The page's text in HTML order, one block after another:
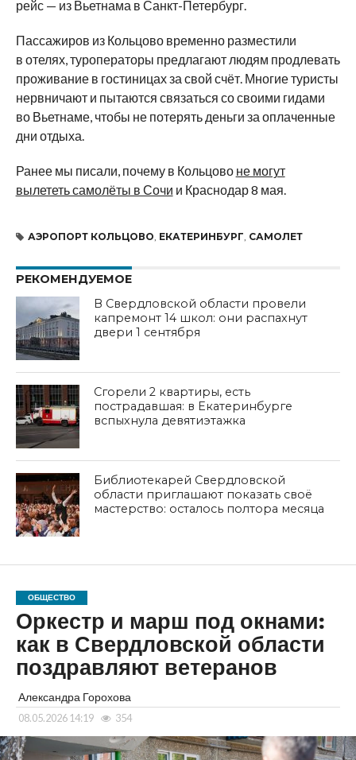
рейс — из Вьетнама в Санкт-Петербург.
Пассажиров из Кольцово временно разместили
в отелях, туроператоры предлагают людям продлевать
проживание в гостиницах за свой счёт. Многие туристы
нервничают и пытаются связаться со своими гидами
во Вьетнаме, чтобы не потерять деньги за оплаченные
дни отдыха.
Ранее мы писали, почему в Кольцово не могут
вылететь самолёты в Сочи и Краснодар 8 мая.
АЭРОПОРТ КОЛЬЦОВО, ЕКАТЕРИНБУРГ, САМОЛЕТ
РЕКОМЕНДУЕМОЕ
В Свердловской области провели
капремонт 14 школ: они распахнут
двери 1 сентября
Сгорели 2 квартиры, есть
пострадавшая: в Екатеринбурге
вспыхнула девятиэтажка
Библиотекарей Свердловской
области приглашают показать своё
мастерство: осталось полтора месяца
ОБЩЕСТВО
Оркестр и марш под окнами:
как в Свердловской области
поздравляют ветеранов
Александра Горохова
08.05.2026 14:19 354